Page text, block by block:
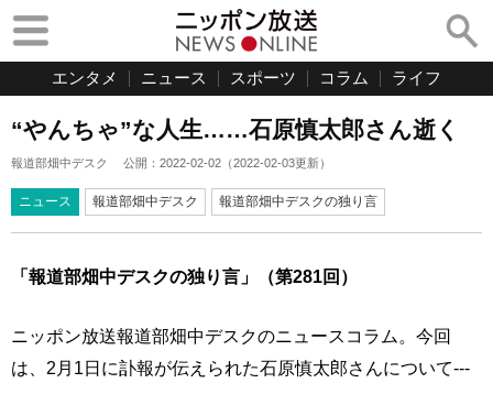
エンタメ ニュース スポーツ コラム ライフ
“やんちゃ”な人生……石原慎太郎さん逝く
報道部畑中デスク 公開： 2022-02-02 （2022-02-03更新）
ニュース 報道部畑中デスク 報道部畑中デスクの独り言
「報道部畑中デスクの独り言」（第281回）
ニッポン放送報道部畑中デスクのニュースコラム。今回
は、2月1日に訃報が伝えられた石原慎太郎さんについて---